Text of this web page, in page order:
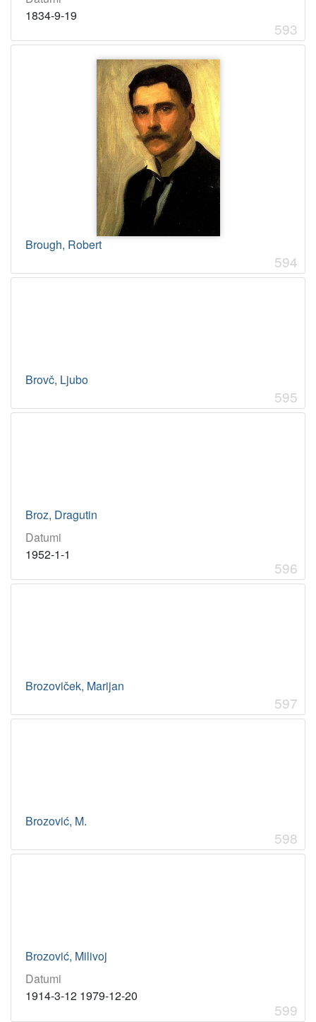
1834-9-19
593
Brough, Robert
594
Brovč, Ljubo
595
Broz, Dragutin
Datumi
1952-1-1
596
Brozoviček, Marijan
597
Brozović, M.
598
Brozović, Milivoj
Datumi
1914-3-12 1979-12-20
599